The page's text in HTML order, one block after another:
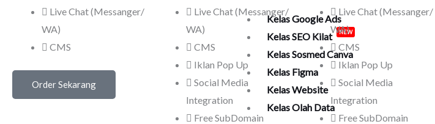
Kelas Google Ads
Kelas SEO Kilat
NEW
Kelas Sosmed Canva
Kelas Figma
Kelas Website
Kelas Olah Data
Live Chat (Messanger/
WA)
CMS
Order Sekarang
Live Chat (Messanger/
WA)
CMS
Iklan Pop Up
Social Media
Integration
Free SubDomain
Live Chat (Messanger/
WA)
CMS
Iklan Pop Up
Social Media
Integration
Free SubDomain